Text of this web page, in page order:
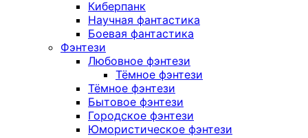
Киберпанк
Научная фантастика
Боевая фантастика
Фэнтези
Любовное фэнтези
Тёмное фэнтези
Тёмное фэнтези
Бытовое фэнтези
Городское фэнтези
Юмористическое фэнтези